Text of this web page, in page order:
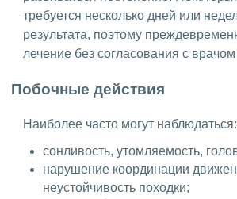
требуется несколько дней или
результата, поэтому
лечение без согласования с врачом
Побочные действия
Наиболее часто могут наблюдаться:
сонливость, утомляемость,
нарушение координации
неустойчивость походки;